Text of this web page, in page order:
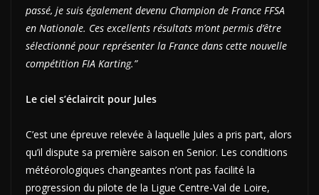
passé, je suis également devenu Champion de France FFSA
en Nationale. Ces excellents résultats m’ont permis d’être
sélectionné pour représenter la France dans cette nouvelle
compétition FIA Karting.”
Le ciel s’éclaircit pour Jules
C’est une épreuve relevée à laquelle Jules a pris part, alors
qu’il dispute sa première saison en Senior. Les conditions
météorologiques changeantes n’ont pas facilité la
progression du pilote de la Ligue Centre-Val de Loire,